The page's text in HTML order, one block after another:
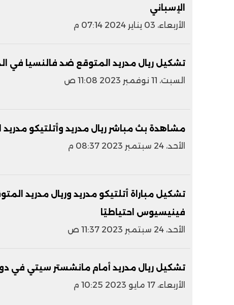
الإسباني
الأربعاء، 03 يناير 2024 07:14 م
تشكيل ريال مدريد المتوقع ضد فالنسيا في
السبت، 11 نوفمبر 2023 11:08 ص
مشاهدة بث مباشر ريال مدريد وأتلتيكو
الأحد، 24 سبتمبر 2023 08:37 م
تشكيل مباراة أتلتيكو مدريد وريال مدريد
فينيسيوس احتياطيًا
الأحد، 24 سبتمبر 2023 11:37 ص
تشكيل ريال مدريد أمام مانشستر سيتي في
الأربعاء، 17 مايو 2023 10:25 م